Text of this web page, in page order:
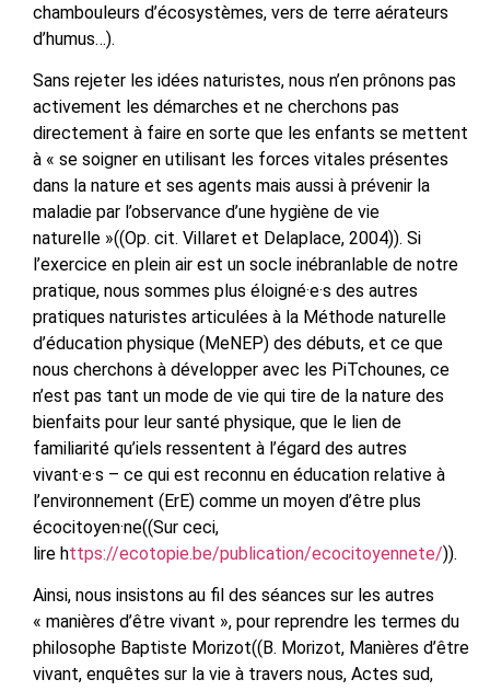
chambouleurs d’écosystèmes, vers de terre aérateurs
d’humus…).
Sans rejeter les idées naturistes, nous n’en prônons pas
activement les démarches et ne cherchons pas
directement à faire en sorte que les enfants se mettent
à « se soigner en utilisant les forces vitales présentes
dans la nature et ses agents mais aussi à prévenir la
maladie par l’observance d’une hygiène de vie
naturelle »((Op. cit. Villaret et Delaplace, 2004)). Si
l’exercice en plein air est un socle inébranlable de notre
pratique, nous sommes plus éloigné·e·s des autres
pratiques naturistes articulées à la Méthode naturelle
d’éducation physique (MeNEP) des débuts, et ce que
nous cherchons à développer avec les PiTchounes, ce
n’est pas tant un mode de vie qui tire de la nature des
bienfaits pour leur santé physique, que le lien de
familiarité qu’iels ressentent à l’égard des autres
vivant·e·s – ce qui est reconnu en éducation relative à
l’environnement (ErE) comme un moyen d’être plus
écocitoyen·ne((Sur ceci,
lire https://ecotopie.be/publication/ecocitoyennete/)).
Ainsi, nous insistons au fil des séances sur les autres
« manières d’être vivant », pour reprendre les termes du
philosophe Baptiste Morizot(( B. Morizot, Manières d’être
vivant, enquêtes sur la vie à travers nous, Actes sud,